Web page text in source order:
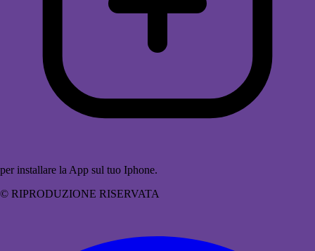
per installare la App sul tuo Iphone.
© RIPRODUZIONE RISERVATA